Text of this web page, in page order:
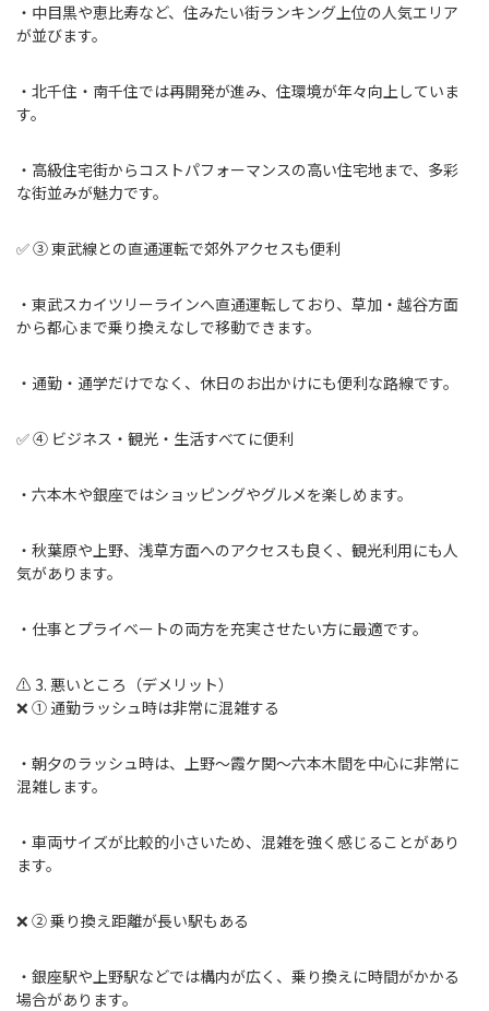
・中目黒や恵比寿など、住みたい街ランキング上位の人気エリア
が並びます。
・北千住・南千住では再開発が進み、住環境が年々向上していま
す。
・高級住宅街からコストパフォーマンスの高い住宅地まで、多彩
な街並みが魅力です。
✅ ③ 東武線との直通運転で郊外アクセスも便利
・東武スカイツリーラインへ直通運転しており、草加・越谷方面
から都心まで乗り換えなしで移動できます。
・通勤・通学だけでなく、休日のお出かけにも便利な路線です。
✅ ④ ビジネス・観光・生活すべてに便利
・六本木や銀座ではショッピングやグルメを楽しめます。
・秋葉原や上野、浅草方面へのアクセスも良く、観光利用にも人
気があります。
・仕事とプライベートの両方を充実させたい方に最適です。
⚠️ 3. 悪いところ（デメリット）
❌ ① 通勤ラッシュ時は非常に混雑する
・朝夕のラッシュ時は、上野～霞ケ関～六本木間を中心に非常に
混雑します。
・車両サイズが比較的小さいため、混雑を強く感じることがあり
ます。
❌ ② 乗り換え距離が長い駅もある
・銀座駅や上野駅などでは構内が広く、乗り換えに時間がかかる
場合があります。